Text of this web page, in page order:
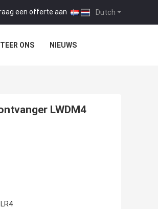
Dutch
een offerte aan |
ONS NIEUWS
LWDM4